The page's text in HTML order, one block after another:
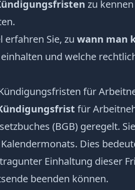
zu
Sie, zu wann man
und welche
für
für
(BGB) geregelt.
Dies
unter Einhaltung dieser
beenden können.